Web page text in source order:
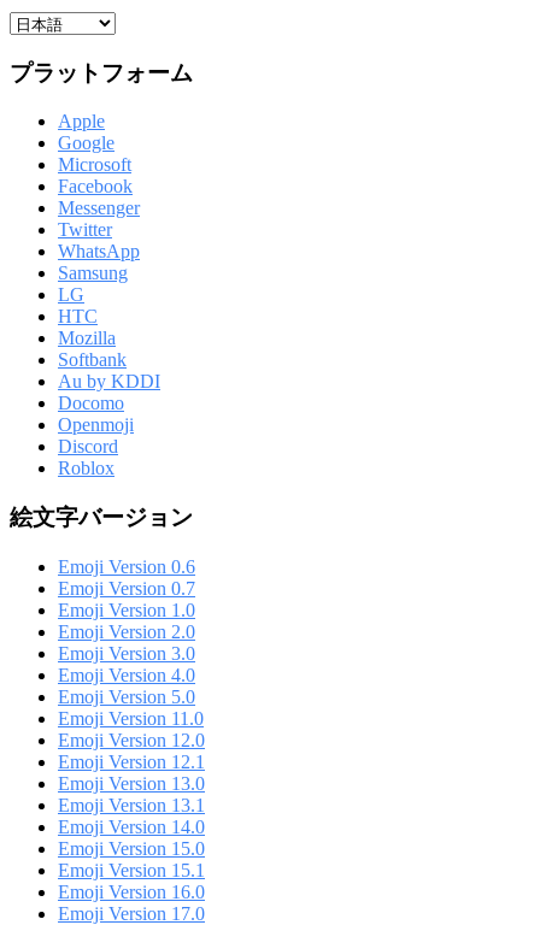
プラットフォーム
Apple
Google
Microsoft
Facebook
Messenger
Twitter
WhatsApp
Samsung
LG
HTC
Mozilla
Softbank
Au by KDDI
Docomo
Openmoji
Discord
Roblox
絵文字バージョン
Emoji Version 0.6
Emoji Version 0.7
Emoji Version 1.0
Emoji Version 2.0
Emoji Version 3.0
Emoji Version 4.0
Emoji Version 5.0
Emoji Version 11.0
Emoji Version 12.0
Emoji Version 12.1
Emoji Version 13.0
Emoji Version 13.1
Emoji Version 14.0
Emoji Version 15.0
Emoji Version 15.1
Emoji Version 16.0
Emoji Version 17.0